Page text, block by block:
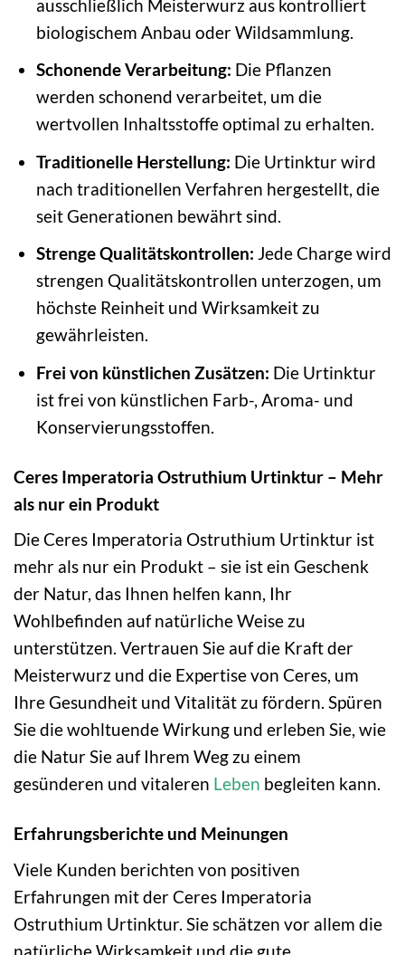
ausschließlich Meisterwurz aus kontrolliert
biologischem Anbau oder Wildsammlung.
Schonende Verarbeitung: Die Pflanzen
werden schonend verarbeitet, um die
wertvollen Inhaltsstoffe optimal zu erhalten.
Traditionelle Herstellung: Die Urtinktur wird
nach traditionellen Verfahren hergestellt, die
seit Generationen bewährt sind.
Strenge Qualitätskontrollen: Jede Charge wird
strengen Qualitätskontrollen unterzogen, um
höchste Reinheit und Wirksamkeit zu
gewährleisten.
Frei von künstlichen Zusätzen: Die Urtinktur
ist frei von künstlichen Farb-, Aroma- und
Konservierungsstoffen.
Ceres Imperatoria Ostruthium Urtinktur – Mehr
als nur ein Produkt
Die Ceres Imperatoria Ostruthium Urtinktur ist
mehr als nur ein Produkt – sie ist ein Geschenk
der Natur, das Ihnen helfen kann, Ihr
Wohlbefinden auf natürliche Weise zu
unterstützen. Vertrauen Sie auf die Kraft der
Meisterwurz und die Expertise von Ceres, um
Ihre Gesundheit und Vitalität zu fördern. Spüren
Sie die wohltuende Wirkung und erleben Sie, wie
die Natur Sie auf Ihrem Weg zu einem
gesünderen und vitaleren Leben begleiten kann.
Erfahrungsberichte und Meinungen
Viele Kunden berichten von positiven
Erfahrungen mit der Ceres Imperatoria
Ostruthium Urtinktur. Sie schätzen vor allem die
natürliche Wirksamkeit und die gute